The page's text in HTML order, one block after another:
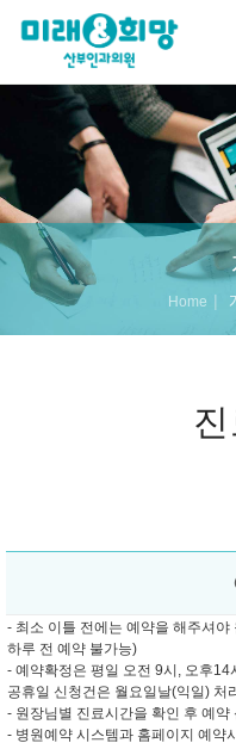
Home
- 최소 이틀 전에는 예약을 해주셔
하루 전 예약 불가능)
- 예약확정은 평일 오전 9시, 오후
공휴일 신청건은 월요일날(익일) 처
- 원장님별 진료시간을 확인 후 예
- 병원예약 시스템과 홈페이지 예약